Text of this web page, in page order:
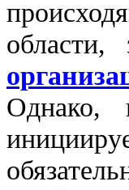
Однако,